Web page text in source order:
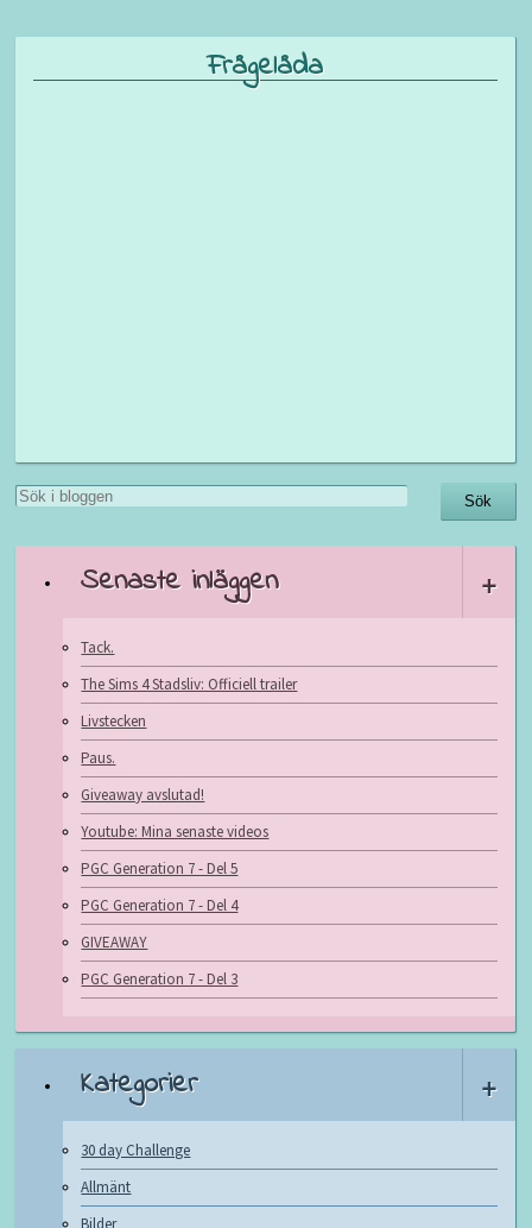
Frågelåda
Senaste inläggen +
Tack.
The Sims 4 Stadsliv: Officiell trailer
Livstecken
Paus.
Giveaway avslutad!
Youtube: Mina senaste videos
PGC Generation 7 - Del 5
PGC Generation 7 - Del 4
GIVEAWAY
PGC Generation 7 - Del 3
Kategorier +
30 day Challenge
Allmänt
Bilder